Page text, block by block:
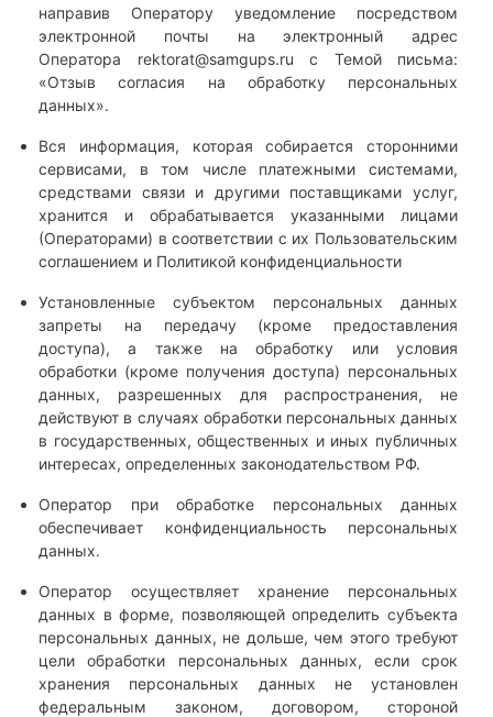
направив Оператору уведомление посредством
электронной почты на электронный адрес
Оператора rektorat@samgups.ru с Темой письма:
«Отзыв согласия на обработку персональных
данных».
Вся информация, которая собирается сторонними
сервисами, в том числе платежными системами,
средствами связи и другими поставщиками услуг,
хранится и обрабатывается указанными лицами
(Операторами) в соответствии с их Пользовательским
соглашением и Политикой конфиденциальности
Установленные субъектом персональных данных
запреты на передачу (кроме предоставления
доступа), а также на обработку или условия
обработки (кроме получения доступа) персональных
данных, разрешенных для распространения, не
действуют в случаях обработки персональных данных
в государственных, общественных и иных публичных
интересах, определенных законодательством РФ.
Оператор при обработке персональных данных
обеспечивает конфиденциальность персональных
данных.
Оператор осуществляет хранение персональных
данных в форме, позволяющей определить субъекта
персональных данных, не дольше, чем этого требуют
цели обработки персональных данных, если срок
хранения персональных данных не установлен
федеральным законом, договором, стороной